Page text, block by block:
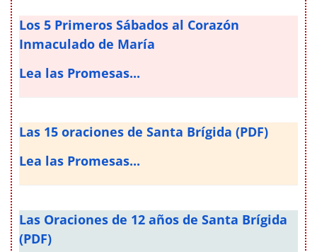
Los 5 Primeros Sábados al Corazón
Inmaculado de María
Lea las Promesas...
Las 15 oraciones de Santa Brígida (PDF)
Lea las Promesas...
Las Oraciones de 12 años de Santa Brígida
(PDF)